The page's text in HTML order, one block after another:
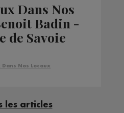
Dans Nos
Badin -
de Savoie
Dans Nos Locaux
les articles